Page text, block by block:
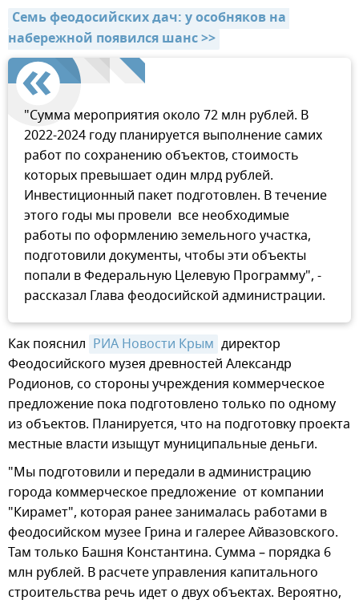
Семь феодосийских дач: у особняков на
набережной появился шанс >>
"Сумма мероприятия около 72 млн рублей. В
2022-2024 году планируется выполнение самих
работ по сохранению объектов, стоимость
которых превышает один млрд рублей.
Инвестиционный пакет подготовлен. В течение
этого годы мы провели все необходимые
работы по оформлению земельного участка,
подготовили документы, чтобы эти объекты
попали в Федеральную Целевую Программу", -
рассказал Глава феодосийской администрации.
Как пояснил РИА Новости Крым директор
Феодосийского музея древностей Александр
Родионов, со стороны учреждения коммерческое
предложение пока подготовлено только по одному
из объектов. Планируется, что на подготовку проекта
местные власти изыщут муниципальные деньги.
"Мы подготовили и передали в администрацию
города коммерческое предложение от компании
"Кирамет", которая ранее занималась работами в
феодосийском музее Грина и галерее Айвазовского.
Там только Башня Константина. Сумма – порядка 6
млн рублей. В расчете управления капитального
строительства речь идет о двух объектах. Вероятно,